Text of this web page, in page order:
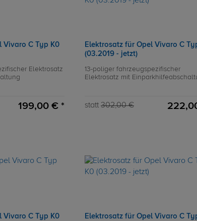
Vivaro C Typ K0
Elektrosatz
199,00 € *
Elektrosatz für Opel Vivaro C
(03.2019 - jetzt)
13-poliger fahrzeugspezifischer
Elektrosatz mit
statt 302,00 €
Vivaro C Typ K0
Elektrosatz für Opel Vivaro C